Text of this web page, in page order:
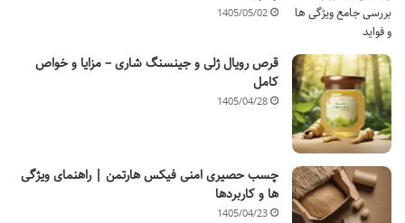
1405/05/02
قرص رویال ژلی و جینسنگ شاری – مزایا و خواص
کامل
1405/04/28
چسب حصیری امنی فیکس هارتمن | راهنمای ویژگی
ها و کاربردها
1405/04/23